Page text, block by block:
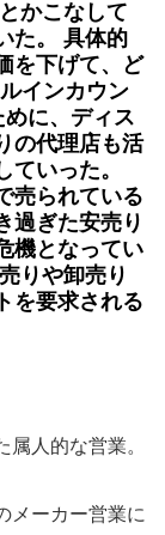
かこなして
た。 具体的
を下げて、ど
インカウン
めに、ディス
の代理店も活
いった。
売られている
過ぎた安売り
機となってい
りや卸売り
を要求される
人的な営業。
メーカー営業に